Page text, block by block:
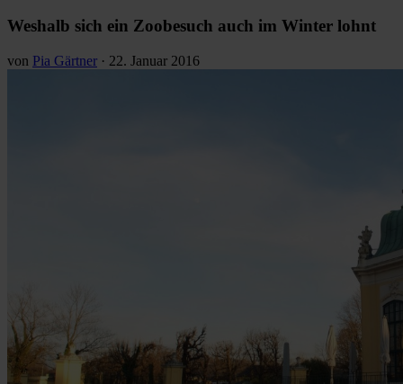
Weshalb sich ein Zoobesuch auch im Winter lohnt
von Pia Gärtner · 22. Januar 2016